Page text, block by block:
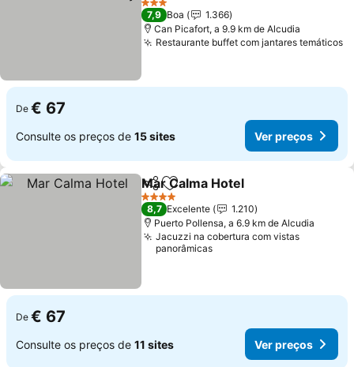
Ver preços
3 Estrelas
7,9 Boa
1.366
Can Picafort, a 9.9 km de Alcudia
Restaurante buffet com jantares temáticos
De € 67
Consulte os preços de 15 sites Ver preços
PartilharAdicionar aos favoritos
Mar Calma Hotel
4 Estrelas
8,7 Excelente
1.210
Puerto Pollensa, a 6.9 km de Alcudia
Jacuzzi na cobertura com vistas
panorâmicas
De € 67
Consulte os preços de 11 sites Ver preços